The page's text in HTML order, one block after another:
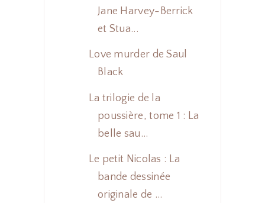
Jane Harvey-Berrick
et Stua...
Love murder de Saul
Black
La trilogie de la
poussière, tome 1 : La
belle sau...
Le petit Nicolas : La
bande dessinée
originale de ...